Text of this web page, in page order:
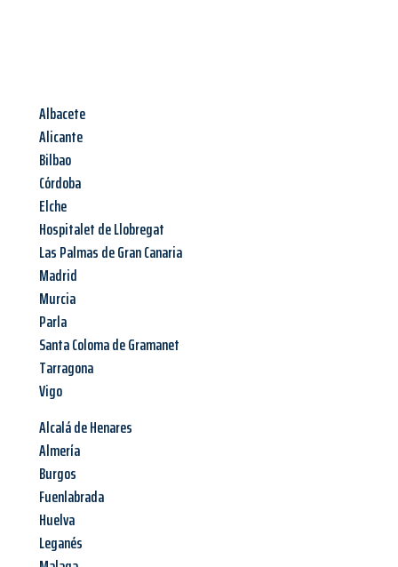
Albacete
Alicante
Bilbao
Córdoba
Elche
Hospitalet de Llobregat
Las Palmas de Gran Canaria
Madrid
Murcia
Parla
Santa Coloma de Gramanet
Tarragona
Vigo
Alcalá de Henares
Almería
Burgos
Fuenlabrada
Huelva
Leganés